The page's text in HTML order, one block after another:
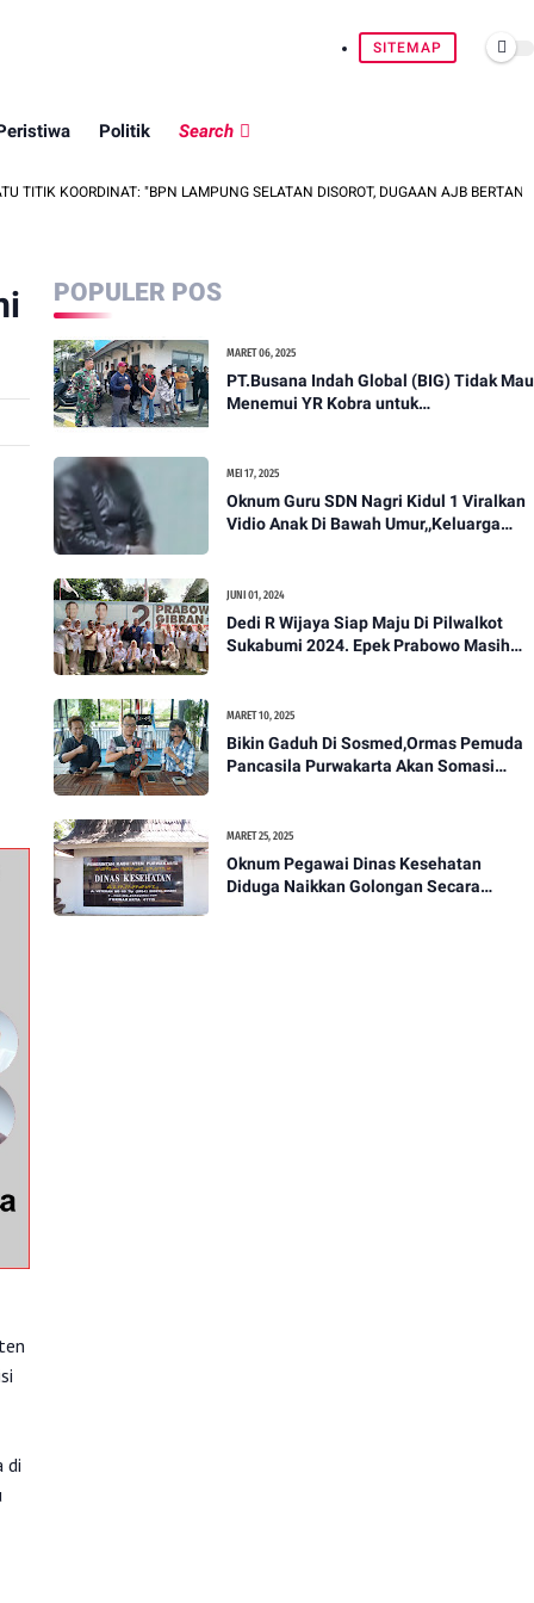
SITEMAP
Politik Search
"BPN LAMPUNG SELATAN DISOROT, DUGAAN AJB BERTANDA TANGAN
di
POPULER POS
MARET 06, 2025
PT.Busana Indah Global (BIG) Tidak Mau
Menemui YR Kobra untuk
MEI 17, 2025
Oknum Guru SDN Nagri Kidul 1 Viralkan
Vidio Anak Di Bawah Umur,,Keluarga
JUNI 01, 2024
Dedi R Wijaya Siap Maju Di Pilwalkot
Sukabumi 2024. Epek Prabowo Masih
MARET 10, 2025
Bikin Gaduh Di Sosmed,Ormas Pemuda
Pancasila Purwakarta Akan Somasi
MARET 25, 2025
Oknum Pegawai Dinas Kesehatan
Diduga Naikkan Golongan Secara